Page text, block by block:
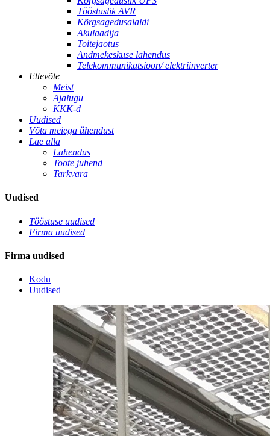
Tööstuslik AVR
Kõrgsagedusalaldi
Akulaadija
Toitejaotus
Andmekeskuse lahendus
Telekommunikatsioon/ elektriinverter
Ettevõte
Meist
Ajalugu
KKK-d
Uudised
Võta meiega ühendust
Lae alla
Lahendus
Toote juhend
Tarkvara
Uudised
Tööstuse uudised
Firma uudised
Firma uudised
Kodu
Uudised